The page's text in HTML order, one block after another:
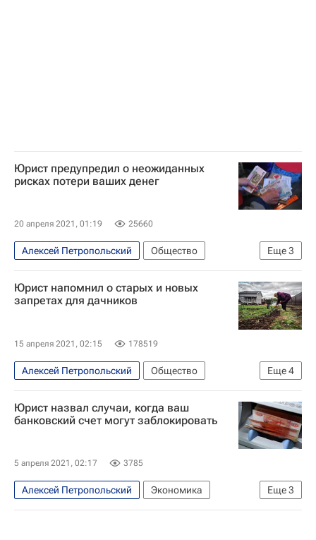
Юрист предупредил о неожиданных
рисках потери ваших денег
20 апреля 2021, 01:19 25660
Еще3
Алексей Петропольский
Общество
Кредит
Россия Urvista
Юрист напомнил о старых и новых
запретах для дачников
15 апреля 2021, 02:15 178519
Еще4
Алексей Петропольский
Общество
МЧС России (Министерство РФ по делам гражданской обороны, чрезвычайным ситуациям и ликвидации последствий стихийных бедствий)
Дача
Россия Urvista
Юрист назвал случаи, когда ваш
банковский счет могут заблокировать
5 апреля 2021, 02:17 3785
Еще3
Алексей Петропольский
Экономика
Федеральная служба по финансовому мониторингу (Росфинмониторинг)